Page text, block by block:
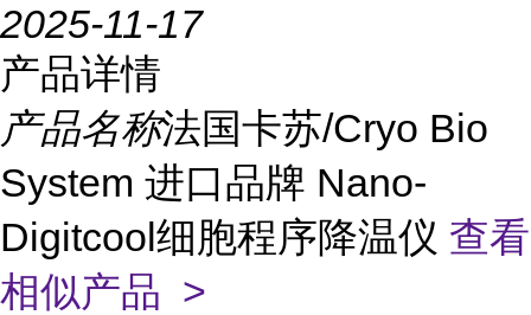
2025-11-17
产品详情
产品名称法国卡苏/Cryo Bio
System 进口品牌 Nano-
Digitcool细胞程序降温仪 查看
相似产品 >